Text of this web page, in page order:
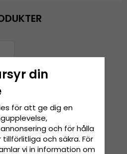
din
för att ge dig en
och för hålla
och säkra. För
vi in information om